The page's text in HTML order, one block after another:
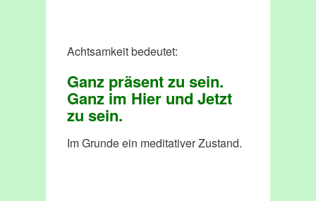
Achtsamkeit bedeutet:
Ganz präsent zu sein.
Ganz im Hier und Jetzt
zu sein.
Im Grunde ein meditativer Zustand.